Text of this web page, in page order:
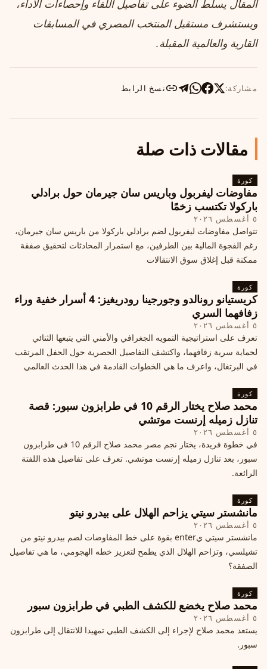
المقال يسلط الضوء على تفاصيل اللقاء وإحصاءات الأداء،
ويستشرف مستقبل المنتخب المصري في المسابقات
القارية والعالمية المقبلة.
مشاركة: نسخ الرابط
مقالات ذات صلة
كورة
مفاوضات ليفربول وباريس سان جيرمان حول برادلي
باركولا تكتسب زخمًا
٥ أغسطس ٢٠٢٦
تتواصل مفاوضات ليفربول لضم برادلي باركولا من باريس سان جيرمان،
رغم الفجوة المالية بين الطرفين، مع استمرار المحادثات لتحقيق صفقة
ممكنة قبل إغلاق سوق الانتقالات
كورة
كريستيانو رونالدو وجورجينا رودريغيز: 4 أسرار خفية وراء
زفافهما السري
٥ أغسطس ٢٠٢٦
تعرف على استراتيجية التمويه الجغرافي والأمني التي يتبعها الثنائي
لحماية سرية زفافهما، واكتشف التفاصيل الحصرية حول الحفل المرتقب
في البرتغال، واعرف ما هي الخطوات القادمة في هذا الحدث العالمي
كورة
محمد صلاح يختار الرقم 10 في طرابزون سبور: قصة
تنازل زميله إرنست موتشي
٥ أغسطس ٢٠٢٦
في خطوة فريدة، يختار نجم مصر محمد صلاح الرقم 10 في طرابزون
سبور، بعد تنازل زميله إرنست موتشي. تعرف على تفاصيل هذه اللفتة
الرائعة.
كورة
مانشستر سيتي يزاحم الهلال على بيدرو نيتو
٥ أغسطس ٢٠٢٦
مانشستر سيتي يenter بقوة على خط المفاوضات لضم بيدرو نيتو من
تشيلسي، وتزاحم الهلال الذي يطمح لتعزيز خطه الهجومي، ما هي تفاصيل
الصفقة؟
كورة
محمد صلاح يخضع للكشف الطبي في طرابزون سبور
٥ أغسطس ٢٠٢٦
يستعد محمد صلاح لإجراء إلى الكشف الطبي تمهيدا للانتقال إلى طرابزون
سبور.